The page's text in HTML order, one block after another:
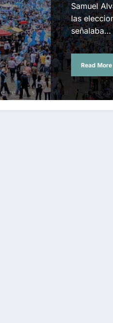
Samuel
las
señalaba…
Read More